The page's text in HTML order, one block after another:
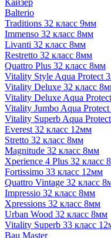
Кайзер
Balterio
Traditions 32 класс 9мм
Immenso 32 класс 8мм
Livanti 32 класс 8мм
Restretto 32 класс 8мм
Quattro Plus 32 класс 8мм
Vitality Style Aqua Protect
Vitality Deluxe 32 класс
Vitality Deluxe Aqua
Vitality Jumbo Aqua
Vitality Superb Aqua
Everest 32 класс 12мм
Stretto 32 класс 8мм
Magnitude 32 класс 8мм
Xperience 4 Plus 32 класс
Fortissimo 33 класс 12мм
Quattro Vintage 32 класс
Impressio 32 класс 8мм
Xpressions 32 класс 8мм
Urban Wood 32 класс 8мм
Vitality Superb 33 класс
Bau Master